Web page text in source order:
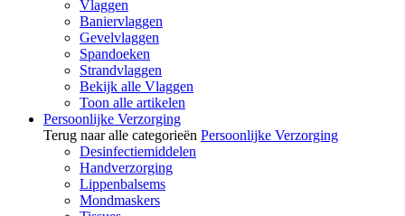
Vlaggen
Baniervlaggen
Gevelvlaggen
Spandoeken
Strandvlaggen
Bekijk alle Vlaggen
Toon alle artikelen
Persoonlijke Verzorging
Terug naar alle categorieën Persoonlijke Verzorging
Desinfectiemiddelen
Handverzorging
Lippenbalsems
Mondmaskers